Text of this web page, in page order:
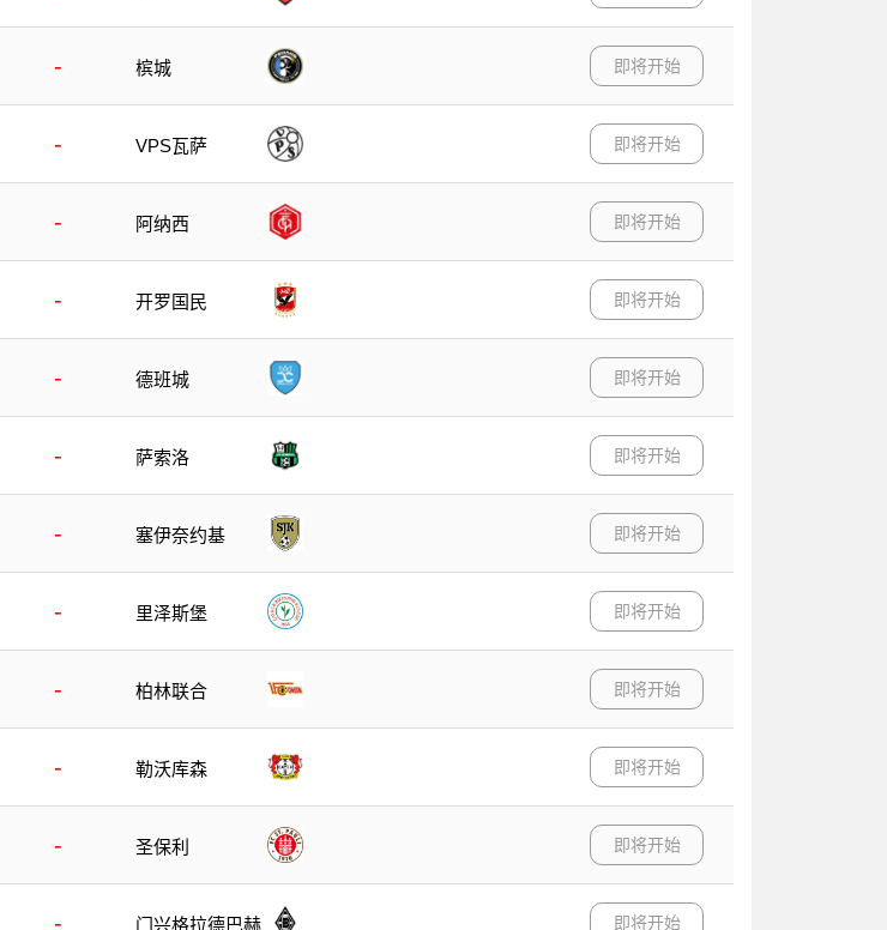
- 槟城 即将开始
- VPS瓦萨 即将开始
- 阿纳西 即将开始
- 开罗国民 即将开始
- 德班城 即将开始
- 萨索洛 即将开始
- 塞伊奈约基 即将开始
- 里泽斯堡 即将开始
- 柏林联合 即将开始
- 勒沃库森 即将开始
- 圣保利 即将开始
- 门兴格拉德巴赫 即将开始